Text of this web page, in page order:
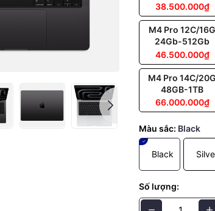
38.500.000₫
M4 Pro 12C/16G
24Gb-512Gb
46.500.000₫
M4 Pro 14C/20G
48GB-1TB
66.000.000₫
Màu sắc: Black
Black
Số lượng:
Max. M4 cơ bản với 10 nhân CPUvà
12 nhân – GPU 16 nhânvàCPU 14
CPU 16 nhân và GPU lên tới 40
nhân CPU và 32 nhân GPU. Những
chuyên sâu như chỉnh sửa video,